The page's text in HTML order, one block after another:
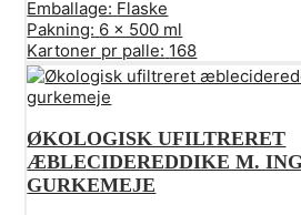
Emballage: Flaske
Pakning: 6 x 500 ml
Kartoner pr palle: 168
ØKOLOGISK UFILTRERET
ÆBLECIDEREDDIKE M.
GURKEMEJE